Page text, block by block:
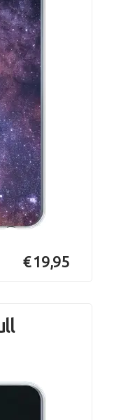
€ 19,95